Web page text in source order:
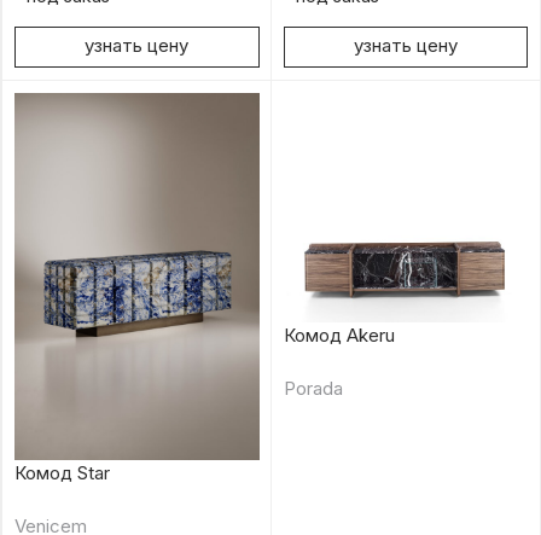
узнать цену узнать цену
Комод Star
Venicem
Комод Akeru
Porada